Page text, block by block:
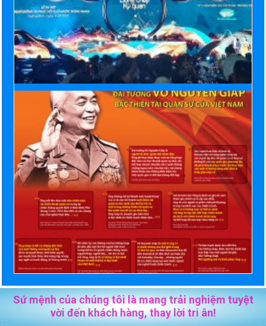
Sứ mệnh của chúng tôi là mang trải nghiệm tuyệt
vời đến khách hàng, thay lời tri ân!